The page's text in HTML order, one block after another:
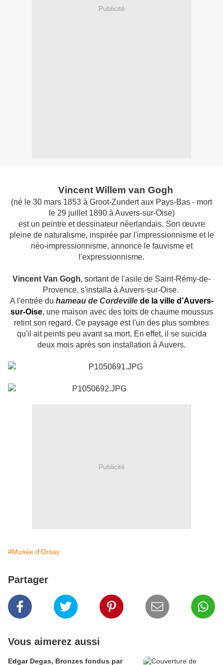
Publicité
Vincent Willem van Gogh
(né le 30 mars 1853 à Groot-Zundert aux Pays-Bas - mort
le 29 juillet 1890 à Auvers-sur-Oise)
est un peintre et dessinateur néerlandais. Son œuvre
pleine de naturalisme, inspirée par l'impressionnisme et le
néo-impressionnisme, annonce le fauvisme et
l'expressionnisme.
Vincent Van Gogh, sortant de l'asile de Saint-Rémy-de-
Provence, s'installa à Auvers-sur-Oise.
A l'entrée du hameau de Cordeville de la ville d’Auvers-
sur-Oise, une maison avec des toits de chaume moussus
retint son regard. Ce paysage est l'un des plus sombres
qu'il ait peints peu avant sa mort. En effet, il se suicida
deux mois après son installation à Auvers.
Publicité
#Musée d'Orsay
Partager
Vous aimerez aussi
Edgar Degas, Bronzes fondus par